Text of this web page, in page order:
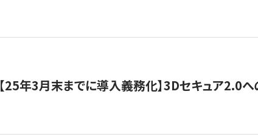
【25年3月末までに導入義務化】3Dセキュア2.0